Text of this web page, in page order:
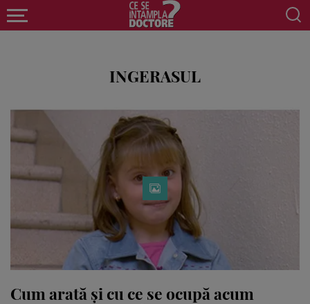
INGERASUL
Cum arată și cu ce se ocupă acum